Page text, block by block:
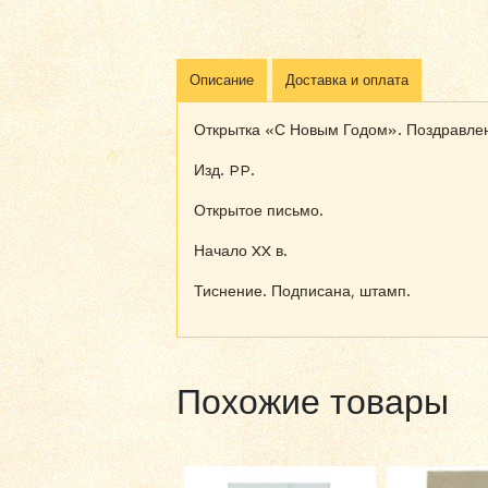
Описание Доставка и оплата
Открытка «С Новым Годом».
Изд. PP.
Открытое письмо.
Начало XX в.
Тиснение. Подписана, штамп.
Похожие товары